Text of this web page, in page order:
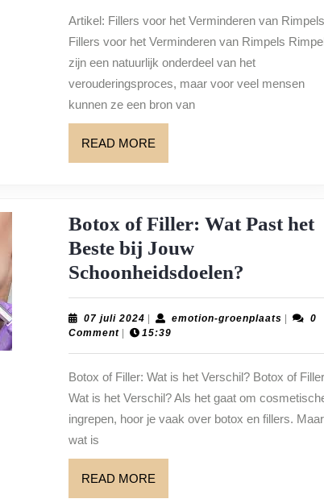
Fillers:
Ontdek
de
Voordelen
Artikel: Fillers voor het Verminderen van Rimpels
Fillers voor het Verminderen van Rimpels
zijn een natuurlijk onderdeel van het
verouderingsproces, maar voor veel mensen
kunnen ze een bron van
READ MORE
MORE
Botox of Filler: Wat Past het
Beste bij Jouw
Schoonheidsdoelen?
of
Filler:
Past
het
Beste
07 juli 2024 07
juli
emotion-groenplaatsemotion-
0
Comment
15:39
Botox of Filler: Wat is het Verschil? Botox of
Wat is het Verschil? Als het gaat om
ingrepen, hoor je vaak over botox en fillers. Maar
wat is
READ MORE
MORE